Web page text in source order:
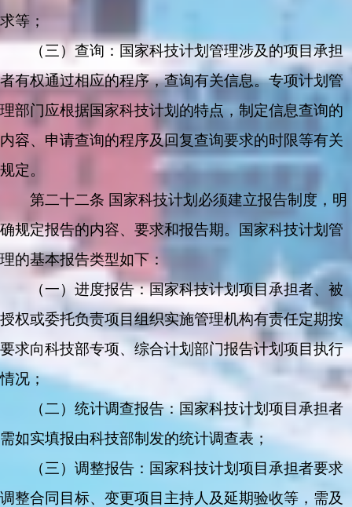
求等；
（三）查询：国家科技计划管理涉及的项目承担
者有权通过相应的程序，查询有关信息。专项计划管
理部门应根据国家科技计划的特点，制定信息查询的
内容、申请查询的程序及回复查询要求的时限等有关
规定。
第二十二条 国家科技计划必须建立报告制度，明
确规定报告的内容、要求和报告期。国家科技计划管
理的基本报告类型如下：
（一）进度报告：国家科技计划项目承担者、被
授权或委托负责项目组织实施管理机构有责任定期按
要求向科技部专项、综合计划部门报告计划项目执行
情况；
（二）统计调查报告：国家科技计划项目承担者
需如实填报由科技部制发的统计调查表；
（三）调整报告：国家科技计划项目承担者要求
调整合同目标、变更项目主持人及延期验收等，需及